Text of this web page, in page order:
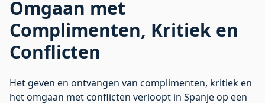
Omgaan met
Complimenten, Kritiek en
Conflicten
Het geven en ontvangen van complimenten, kritiek en
het omgaan met conflicten verloopt in Spanje op een